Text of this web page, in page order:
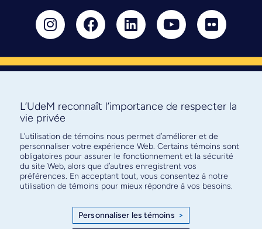
pour connaître l’actualité facultaire
S'ABONNER
© Faculté de médecine - Université de Montréal
L’UdeM reconnaît l’importance de respecter la
vie privée
L’utilisation de témoins nous permet d’améliorer et de
personnaliser votre expérience Web. Certains témoins sont
obligatoires pour assurer le fonctionnement et la sécurité
du site Web, alors que d’autres enregistrent vos
préférences. En acceptant tout, vous consentez à notre
utilisation de témoins pour mieux répondre à vos besoins.
Personnaliser les témoins >